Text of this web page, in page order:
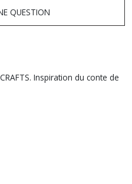
QUESTION
Inspiration du conte de